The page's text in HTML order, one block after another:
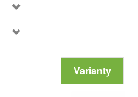
Varianty